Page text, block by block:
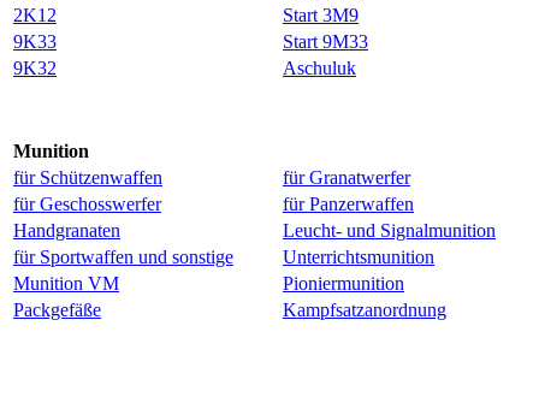
2K12
Start 3M9
9K33
Start 9M33
9K32
Aschuluk
Munition
für Schützenwaffen
für Granatwerfer
für Geschosswerfer
für Panzerwaffen
Handgranaten
Leucht- und Signalmunition
für Sportwaffen und sonstige
Unterrichtsmunition
Munition VM
Pioniermunition
Packgefäße
Kampfsatzanordnung